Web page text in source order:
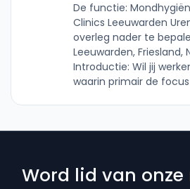
De functie:
Clinics Leeuwarden
overleg nader te
Leeuwarden, Friesland,
Introductie: Wil jij
waarin primair de focus
Word lid van